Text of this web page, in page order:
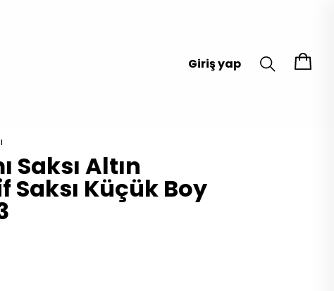
Giriş yap
Saksı Altın
Saksı Küçük Boy